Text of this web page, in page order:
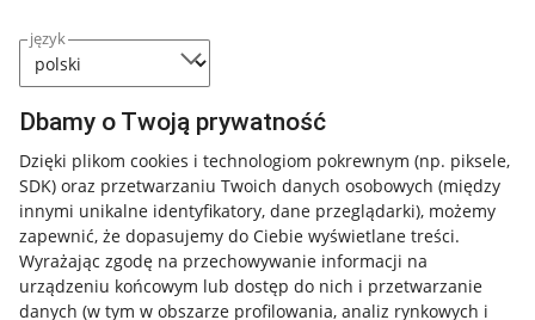
język
Dbamy o Twoją prywatność
Dzięki plikom cookies i technologiom pokrewnym (np. piksele,
SDK) oraz przetwarzaniu Twoich danych osobowych (między
innymi unikalne identyfikatory, dane przeglądarki), możemy
zapewnić, że dopasujemy do Ciebie wyświetlane treści.
Wyrażając zgodę na przechowywanie informacji na
urządzeniu końcowym lub dostęp do nich i przetwarzanie
danych (w tym w obszarze profilowania, analiz rynkowych i
Przydatne informacje
Jak to działa
Napisz do nas